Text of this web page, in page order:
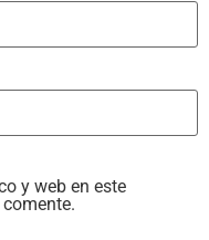
y web en este